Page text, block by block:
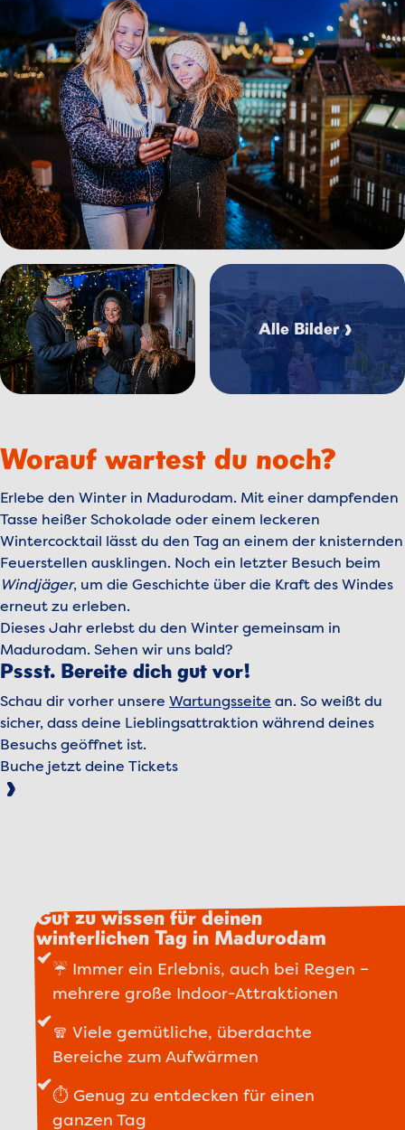
Bild anzeigen
Bild anzeigen
Alle Bilder
Worauf wartest du noch?
Erlebe den Winter in Madurodam. Mit einer dampfenden
Tasse heißer Schokolade oder einem leckeren
Wintercocktail lässt du den Tag an einem der knisternden
Feuerstellen ausklingen. Noch ein letzter Besuch beim
Windjäger, um die Geschichte über die Kraft des Windes
erneut zu erleben.
Dieses Jahr erlebst du den Winter gemeinsam in
Madurodam. Sehen wir uns bald?
Pssst. Bereite dich gut vor!
Schau dir vorher unsere Wartungsseite an. So weißt du
sicher, dass deine Lieblingsattraktion während deines
Besuchs geöffnet ist.
Buche jetzt deine Tickets
Gut zu wissen für deinen
winterlichen Tag in Madurodam
☔ Immer ein Erlebnis, auch bei Regen –
mehrere große Indoor-Attraktionen
🧣 Viele gemütliche, überdachte
Bereiche zum Aufwärmen
⏱ Genug zu entdecken für einen
ganzen Tag